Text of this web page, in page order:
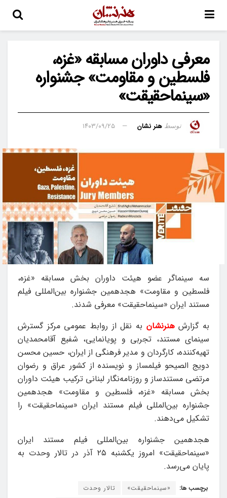
معرفی داوران مسابقه «غزه،
فلسطین و مقاومت» جشنواره
«سینماحقیقت»
توسط هنر نشان ۱۴۰۳/۰۹/۲۵
سه سینماگر عضو هیئت داوران بخش مسابقه «غزه،
فلسطین و مقاومت» هجدهمین جشنواره بین‌المللی فیلم
مستند ایران «سینماحقیقت» معرفی شدند.
به گزارشهنرنشان به نقل از روابط عمومی مرکز گسترش
سینمای مستند، تجربی و پویانمایی، شفیع آقامحمدیان
تهیه‌کننده، کارگردان و مدیر فرهنگی از ایران، حسین محسن
دویج الصیحو فیلمساز و نویسنده از کشور عراق و رضوان
مرتضی مستندساز و روزنامه‌نگار لبنانی ترکیب هیئت داوران
بخش مسابقه «غزه، فلسطین و مقاومت» هجدهمین
جشنواره بین‌المللی فیلم مستند ایران «سینماحقیقت» را
تشکیل می‌دهند.
هجدهمین جشنواره بین‌المللی فیلم مستند ایران
«سینماحقیقت» امروز یکشنبه ۲۵ آذر در تالار وحدت به
پایان می‌رسد.
برچسب ها: «سینماحقیقت»
تالار وحدت